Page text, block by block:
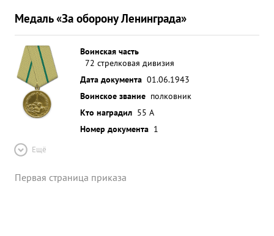
Медаль «За оборону Ленинграда»
Воинская часть
72 стрелковая дивизия
Дата документа 01.06.1943
Воинское звание полковник
Кто наградил 55 А
Номер документа 1
Ещё
Первая страница приказа